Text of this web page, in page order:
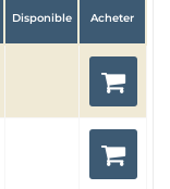
Disponible Acheter